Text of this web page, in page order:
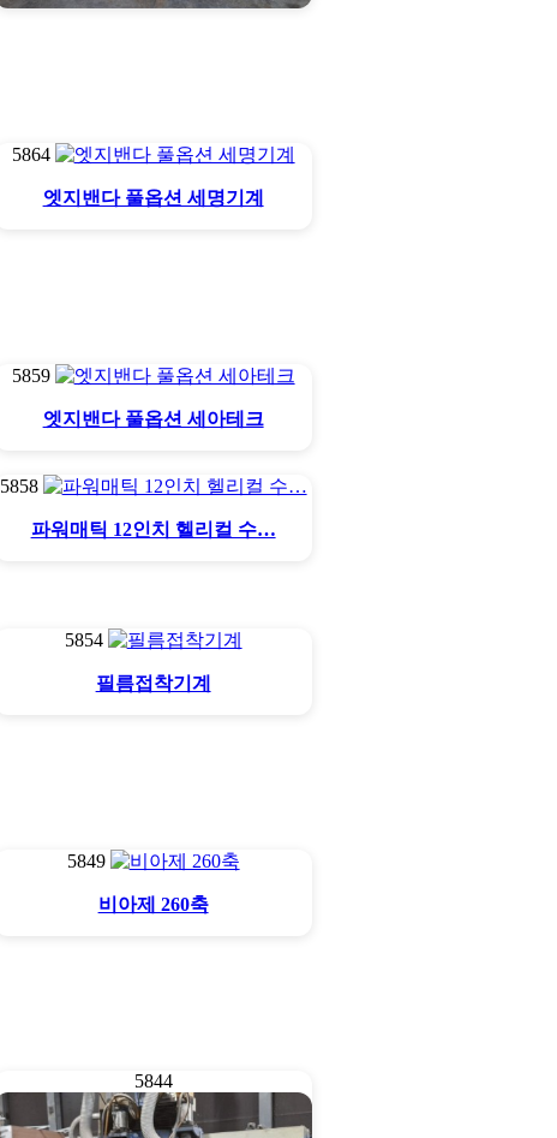
5864
엣지밴다 풀옵션 세명기계
5859
엣지밴다 풀옵션 세아테크
5858
파워매틱 12인치 헬리컬 수…
5854
필름접착기계
5849
비아제 260축
5844